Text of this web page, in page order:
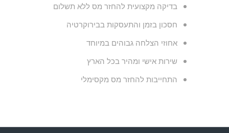
בדיקה מקצועית להחזר מס ללא תשלום
חסכון בזמן והתעסקות בבירוקרטיה
אחוזי הצלחה גבוהים במיוחד
שירות אישי ומהיר בכל הארץ
התחייבות להחזר מס מקסימלי